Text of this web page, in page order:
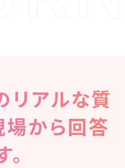
リアルな質
場から回答